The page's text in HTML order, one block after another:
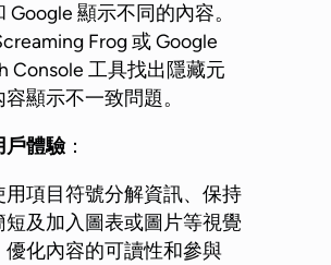
Google 顯示不同的內容。
Frog 或 Google
Console 工具找出隱藏元
顯示不一致問題。
戶體驗：
用項目符號分解資訊、保持
短及加入圖表或圖片等視覺
優化內容的可讀性和參與